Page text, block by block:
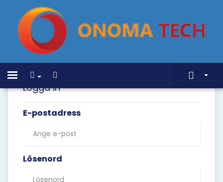
ToggleHome
Butik
Nyheter & Meddelanden
Hjälpcentral
Nätverksstatus
Logga in
E-postadress
Lösenord